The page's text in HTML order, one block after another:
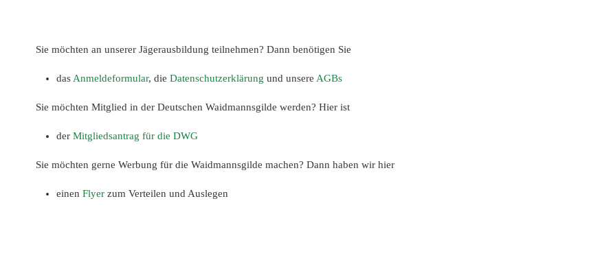
Sie möchten an unserer Jägerausbildung teilnehmen? Dann benötigen Sie
dasAnmeldeformular, die Datenschutzerklärung und unsere AGBs
Sie möchten Mitglied in der Deutschen Waidmannsgilde werden? Hier ist
der Mitgliedsantrag für die DWG
Sie möchten gerne Werbung für die Waidmannsgilde machen? Dann haben wir hier
einen Flyer zum Verteilen und Auslegen